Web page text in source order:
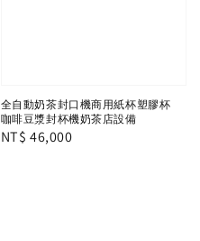
全自動奶茶封口機商用紙杯塑膠杯
咖啡豆漿封杯機奶茶店設備
Regular
NT$ 46,000